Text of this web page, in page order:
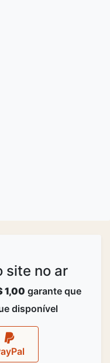
site no ar
1,00 garante que
disponível